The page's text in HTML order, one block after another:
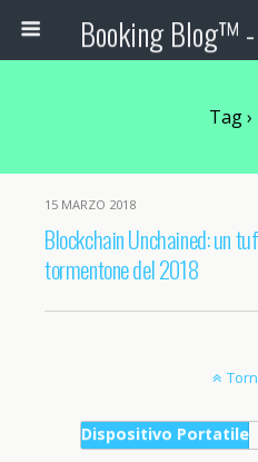
Tag ›
15 MARZO 2018
Blockchain Unchained: un
tormentone del 2018
Dispositivo Portatile